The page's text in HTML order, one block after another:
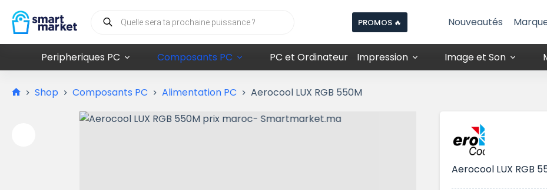
PROMOS 🔥 Nouveautés
Peripheriques PC Composants PC PC et Ordinateur Impression Image et Son
Shop Composants PC Alimentation PC Aerocool LUX RGB 550M
Aerocool LUX RGB